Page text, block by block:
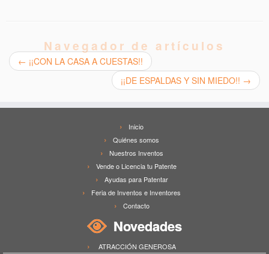
Navegador de artículos
← ¡¡CON LA CASA A CUESTAS!!
¡¡DE ESPALDAS Y SIN MIEDO!! →
Inicio
Quiénes somos
Nuestros Inventos
Vende o Licencia tu Patente
Ayudas para Patentar
Feria de Inventos e Inventores
Contacto
Novedades
ATRACCIÓN GENEROSA